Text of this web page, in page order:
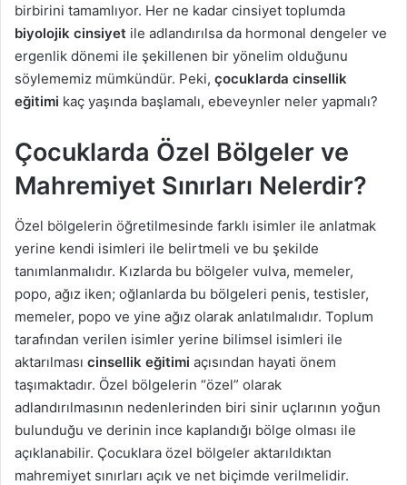
birbirini tamamlıyor. Her ne kadar cinsiyet toplumda
biyolojik cinsiyet ile adlandırılsa da hormonal dengeler ve
ergenlik dönemi ile şekillenen bir yönelim olduğunu
söylememiz mümkündür. Peki, çocuklarda cinsellik
eğitimi kaç yaşında başlamalı, ebeveynler neler yapmalı?
Çocuklarda Özel Bölgeler ve
Mahremiyet Sınırları Nelerdir?
Özel bölgelerin öğretilmesinde farklı isimler ile anlatmak
yerine kendi isimleri ile belirtmeli ve bu şekilde
tanımlanmalıdır. Kızlarda bu bölgeler vulva, memeler,
popo, ağız iken; oğlanlarda bu bölgeleri penis, testisler,
memeler, popo ve yine ağız olarak anlatılmalıdır. Toplum
tarafından verilen isimler yerine bilimsel isimleri ile
aktarılması cinsellik eğitimi açısından hayati önem
taşımaktadır. Özel bölgelerin “özel” olarak
adlandırılmasının nedenlerinden biri sinir uçlarının yoğun
bulunduğu ve derinin ince kaplandığı bölge olması ile
açıklanabilir. Çocuklara özel bölgeler aktarıldıktan
mahremiyet sınırları açık ve net biçimde verilmelidir.